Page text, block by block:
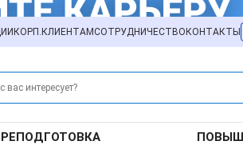
КОРП.КЛИЕНТАМСОТРУДНИЧЕСТВО КОНТАКТЫ